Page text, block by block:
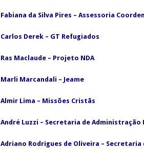
Fabiana da Silva Pires – Assessoria
Carlos Derek – GT Refugiados
Ras Maclaude – Projeto NDA
Marli Marcandali – Jeame
Almir Lima – Missões Cristãs
André Luzzi – Secretaria de
Adriano Rodrigues de Oliveira –